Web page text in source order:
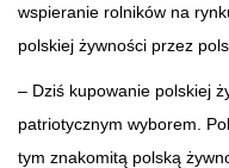
wspieranie rolników na
polskiej żywności przez
– Dziś kupowanie polskiej
patriotycznym wyborem.
tym znakomitą polską